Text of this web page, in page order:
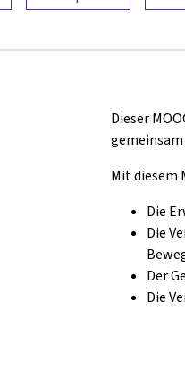
Dieser
Mit diesem
Die
Die
Der
Die